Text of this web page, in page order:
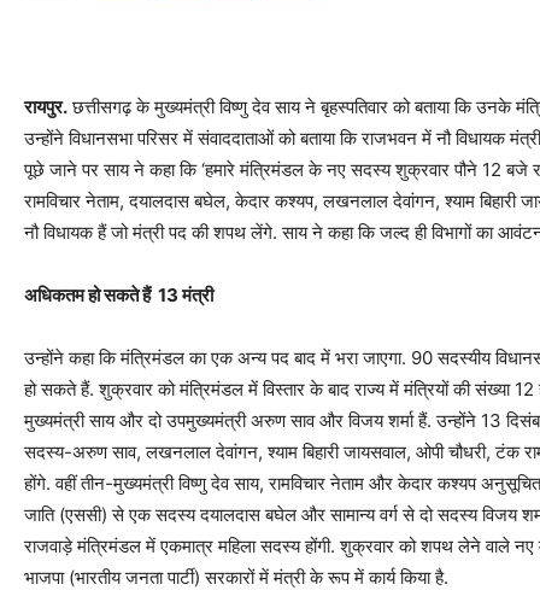
रायपुर.छत्तीसगढ़ के मुख्यमंत्री विष्णु देव साय ने बृहस्पतिवार को बताया कि उनके
उन्होंने विधानसभा परिसर में संवाददाताओं को बताया कि राजभवन में नौ विधायक
पूछे जाने पर साय ने कहा कि ‘हमारे मंत्रिमंडल के नए सदस्य शुक्रवार पौने 12
रामविचार नेताम, दयालदास बघेल, केदार कश्यप, लखनलाल देवांगन, श्याम बिहारी
नौ विधायक हैं जो मंत्री पद की शपथ लेंगे. साय ने कहा कि जल्द ही विभागों का
अधिकतम हो सकते हैं 13 मंत्री
उन्होंने कहा कि मंत्रिमंडल का एक अन्य पद बाद में भरा जाएगा. 90 सदस्यीय
हो सकते हैं. शुक्रवार को मंत्रिमंडल में विस्तार के बाद राज्य में मंत्रियों की संख्या
मुख्यमंत्री साय और दो उपमुख्यमंत्री अरुण साव और विजय शर्मा हैं. उन्होंने 13
सदस्य-अरुण साव, लखनलाल देवांगन, श्याम बिहारी जायसवाल, ओपी चौधरी, टंक राम
होंगे. वहीं तीन-मुख्यमंत्री विष्णु देव साय, रामविचार नेताम और केदार कश्यप
जाति (एससी) से एक सदस्य दयालदास बघेल और सामान्य वर्ग से दो सदस्य विजय
राजवाड़े मंत्रिमंडल में एकमात्र महिला सदस्य होंगी. शुक्रवार को शपथ लेने वाले
भाजपा (भारतीय जनता पार्टी) सरकारों में मंत्री के रूप में कार्य किया है.